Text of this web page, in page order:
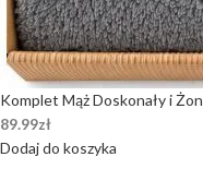
Komplet Mąż Doskonały i
89.99zł
Dodaj do koszyka